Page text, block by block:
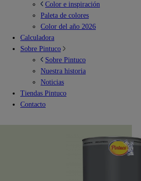
Color e inspiración
Paleta de colores
Color del año 2026
Calculadora
Sobre Pintuco
Sobre Pintuco
Nuestra historia
Noticias
Tiendas Pintuco
Contacto